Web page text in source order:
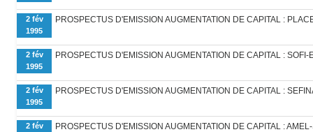
2 fév
1995
PROSPECTUS D'EMISSION AUGMENTATION DE CAPITAL :
2 fév
1995
PROSPECTUS D'EMISSION AUGMENTATION DE CAPITAL : SOFI-
2 fév
1995
PROSPECTUS D'EMISSION AUGMENTATION DE CAPITAL :
2 fév
PROSPECTUS D'EMISSION AUGMENTATION DE CAPITAL :